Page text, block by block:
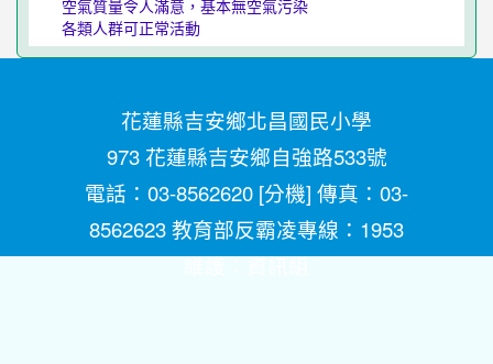
空氣質量令人滿意，基本無空氣污染
各類人群可正常活動
花蓮縣吉安鄉北昌國民小學
973 花蓮縣吉安鄉自強路533號
電話：03-8562620 [分機] 傳真：03-
8562623 教育部反霸凌專線：1953
維護：資訊組